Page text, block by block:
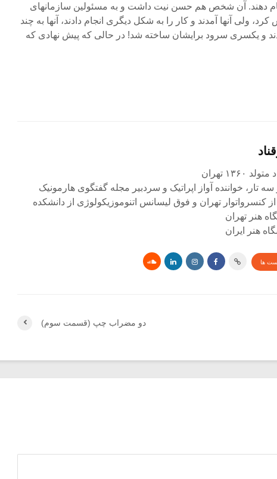
دهند. آن شخص هم حسن نیت داشت و به مسئولین سازمانهای
ولی آنها آمدند و کار را به شکل دیگری انجام دادند، آنها به چند
و یکسری سرود برایشان ساخته شد! در حالی که پیش نهادی که
تهران
سه تار، خواننده آواز اپراتیک و سردبیر مجله گفتگوی هارمونیک
کنسرواتوار تهران و فوق لیسانس اتنوموزیکولوژی از دانشکده
هنر تهران
هنر ایران
ها
دو مضراب چپ (قسمت سوم)